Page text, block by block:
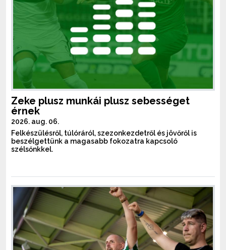
Zeke plusz munkái plusz sebességet
érnek
2026. aug. 06.
Felkészülésről, túlóráról, szezonkezdetről és jövőről is
beszélgettünk a magasabb fokozatra kapcsoló
szélsőnkkel.